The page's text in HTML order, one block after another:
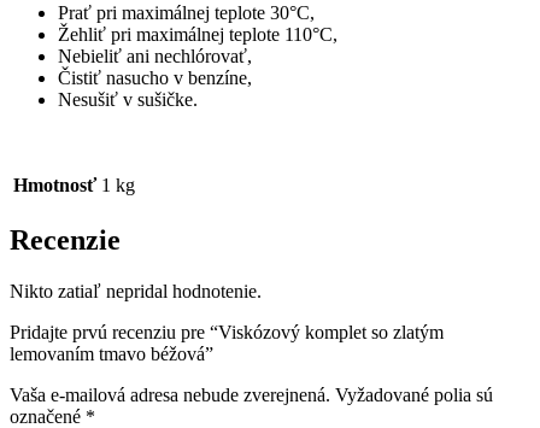
Prať pri maximálnej teplote 30°C,
Žehliť pri maximálnej teplote 110°C,
Nebieliť ani nechlórovať,
Čistiť nasucho v benzíne,
Nesušiť v sušičke.
Hmotnosť 1 kg
Recenzie
Nikto zatiaľ nepridal hodnotenie.
Pridajte prvú recenziu pre “Viskózový komplet so zlatým
lemovaním tmavo béžová”
Vaša e-mailová adresa nebude zverejnená. Vyžadované polia sú
označené *